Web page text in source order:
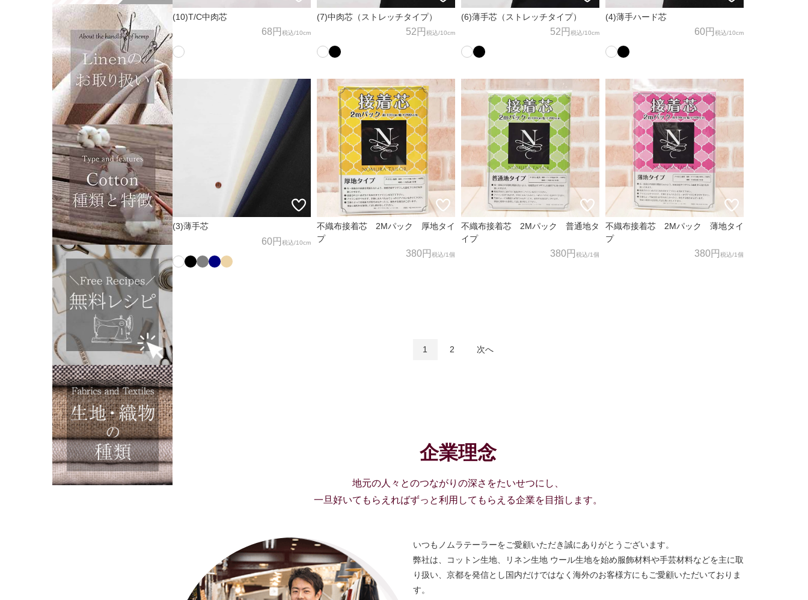
(10)T/C中肉芯
68円 税込/10cm
(7)中肉芯（ストレッチタイプ）
52円 税込/10cm
(6)薄手芯（ストレッチタイプ）
52円 税込/10cm
(4)薄手ハード芯
60円 税込/10cm
(3)薄手芯
60円 税込/10cm
不織布接着芯 2Mパック 厚地タイ
プ
380円 税込/1個
不織布接着芯 2Mパック 普通地タ
イプ
380円 税込/1個
不織布接着芯 2Mパック 薄地タイ
プ
380円 税込/1個
1 2 次へ
企業理念
地元の人々とのつながりの深さをたいせつにし、
一旦好いてもらえればずっと利用してもらえる企業を目指します。
いつもノムラテーラーをご愛顧いただき誠にありがとうございます。
弊社は、コットン生地、リネン生地 ウール生地を始め服飾材料や手芸材料などを主に取
り扱い、京都を発信とし国内だけではなく海外のお客様方にもご愛顧いただいておりま
す。